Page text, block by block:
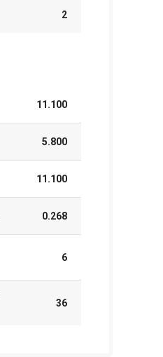
2
11.100
5.800
11.100
0.268
6
36